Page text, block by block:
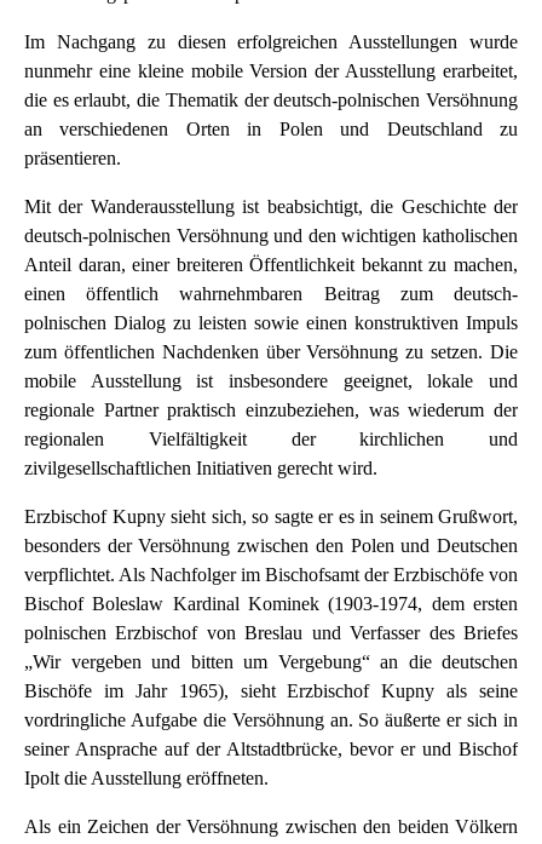
Im Nachgang zu diesen erfolgreichen Ausstellungen wurde
nunmehr eine kleine mobile Version der Ausstellung erarbeitet,
die es erlaubt, die Thematik der deutsch-polnischen Versöhnung
an verschiedenen Orten in Polen und Deutschland zu
präsentieren.
Mit der Wanderausstellung ist beabsichtigt, die Geschichte der
deutsch-polnischen Versöhnung und den wichtigen katholischen
Anteil daran, einer breiteren Öffentlichkeit bekannt zu machen,
einen öffentlich wahrnehmbaren Beitrag zum deutsch-
polnischen Dialog zu leisten sowie einen konstruktiven Impuls
zum öffentlichen Nachdenken über Versöhnung zu setzen. Die
mobile Ausstellung ist insbesondere geeignet, lokale und
regionale Partner praktisch einzubeziehen, was wiederum der
regionalen Vielfältigkeit der kirchlichen und
zivilgesellschaftlichen Initiativen gerecht wird.
Erzbischof Kupny sieht sich, so sagte er es in seinem Grußwort,
besonders der Versöhnung zwischen den Polen und Deutschen
verpflichtet. Als Nachfolger im Bischofsamt der Erzbischöfe von
Bischof Boleslaw Kardinal Kominek (1903-1974, dem ersten
polnischen Erzbischof von Breslau und Verfasser des Briefes
„Wir vergeben und bitten um Vergebung“ an die deutschen
Bischöfe im Jahr 1965), sieht Erzbischof Kupny als seine
vordringliche Aufgabe die Versöhnung an. So äußerte er sich in
seiner Ansprache auf der Altstadtbrücke, bevor er und Bischof
Ipolt die Ausstellung eröffneten.
Als ein Zeichen der Versöhnung zwischen den beiden Völkern